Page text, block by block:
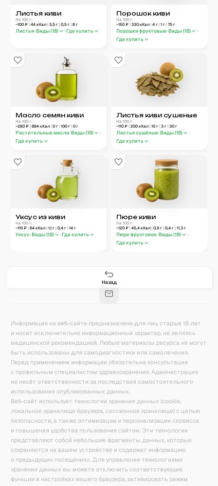
Листья киви
На 100 г:
~100 ₽| 44 кКал| 3,5 г| 0,5 г| 8 г
Листья Виды (18) Где купить
Порошок киви
На 100 г:
~150 ₽ | 330 кКал | 4 г | 1 г | 75 г
Порошки фруктовые Виды (18)
Где купить
Масло семян киви
На 100 г:
~280 ₽| 884 кКал| 0 г| 100 г| 0 г
Растительные масла Виды (18)
Где купить
Листья киви сушеные
На 100 г:
~110 ₽ | 200 кКал | 10 г | 3 г | 30 г
Листья сушёные Виды (18)
Где купить
Уксус из киви
На 100 г:
~110 ₽| 64 кКал| 1,1 г| 0,4 г| 14 г
Уксус Виды (18) Где купить
Пюре киви
На 100 г:
~120 ₽ | 45,4 кКал | 0,9 г | 0,4 г | 11,3 г
Пюре фруктовое Виды (18)
Где купить
Назад
171
Калькулятор калорий
Информация на веб-сайте предназначена для лиц старше 18 лет
и носит исключительно информационный характер, не являясь
медицинской рекомендацией. Любые материалы ресурса не могут
быть использованы для самодиагностики или самолечения.
Перед применением информации обязательна консультация
с профильным специалистом здравоохранения. Администрация
не несёт ответственности за последствия самостоятельного
использования опубликованных данных.
Веб-сайт использует технологии хранения данных (cookie,
локальное хранилище браузера, сессионное хранилище) с целью
безопасности, а также оптимизации и персонализации сервисов
и повышения удобства пользования сайтом. Эти технологии
представляют собой небольшие фрагменты данных, которые
сохраняются на вашем устройстве и содержат информацию
о предыдущих посещениях. Для управления технологиями
хранения данных вы можете отключить соответствующие
функции в настройках вашего браузера, активировать режим